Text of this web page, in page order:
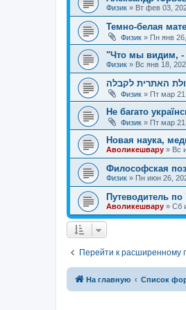
Физик » Вт фев 03,
Темно-белая
Физик » Пн янв
"Что мы видим, -
Физик » Вс янв 18,
האתרית לקבלה
Физик » Пт мар
Не багато
Физик » Пт мар
Новая наука,
Аволикешвару » Вс
Философская
Физик » Пн июн 26,
Путеводитель
Аволикешвару » Сб
Перейти к расширенному
На главную Список